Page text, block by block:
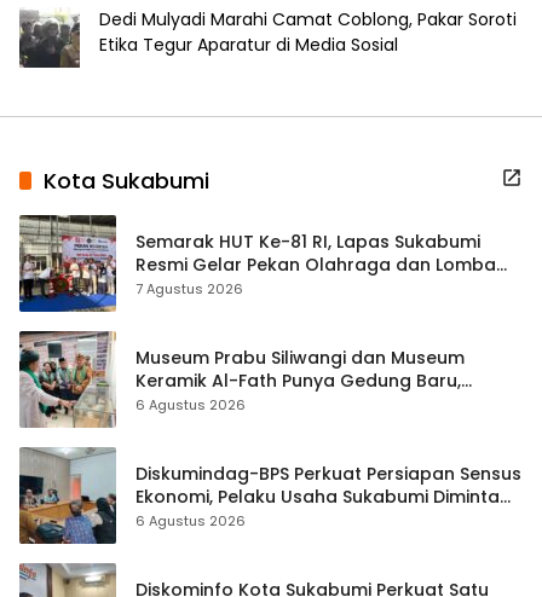
Dedi Mulyadi Marahi Camat Coblong, Pakar Soroti
Etika Tegur Aparatur di Media Sosial
Kota Sukabumi
Semarak HUT Ke-81 RI, Lapas Sukabumi
Resmi Gelar Pekan Olahraga dan Lomba
Tradisional
7 Agustus 2026
Museum Prabu Siliwangi dan Museum
Keramik Al-Fath Punya Gedung Baru,
Hampir 500 Koleksi Dipisahkan
6 Agustus 2026
Diskumindag-BPS Perkuat Persiapan Sensus
Ekonomi, Pelaku Usaha Sukabumi Diminta
Terbuka Beri Data
6 Agustus 2026
Diskominfo Kota Sukabumi Perkuat Satu